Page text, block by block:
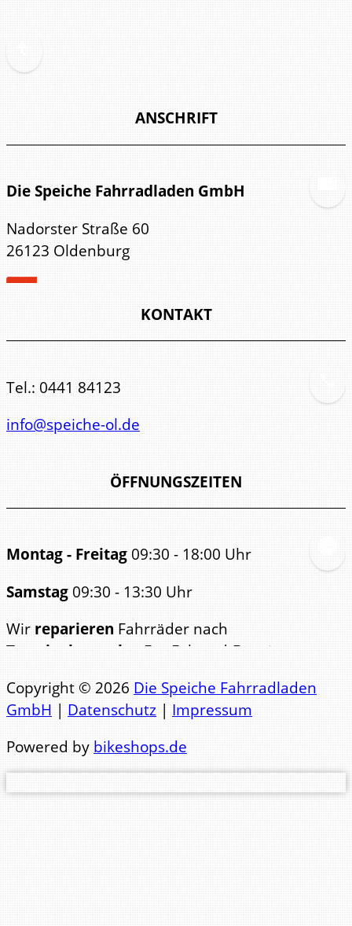
ANSCHRIFT
Die Speiche Fahrradladen GmbH
Nadorster Straße 60
26123 Oldenburg
KONTAKT
Tel.: 0441 84123
info@speiche-ol.de
ÖFFNUNGSZEITEN
Montag - Freitag 09:30 - 18:00 Uhr
Samstag 09:30 - 13:30 Uhr
Wir reparieren Fahrräder nach
Terminabsprache
. Für Fahrrad- Beratungen
Telefon Werkstatt: 0441 83471
Copyright © 2026 Die Speiche Fahrradladen
GmbH | Datenschutz | Impressum
Powered by bikeshops.de